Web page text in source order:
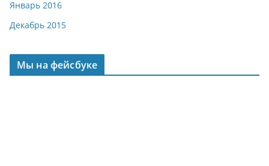
Январь 2016
Декабрь 2015
Мы на фейсбуке